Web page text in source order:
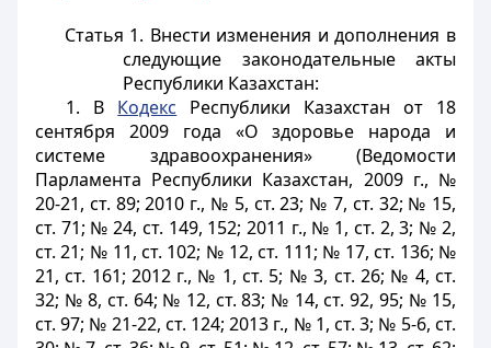
Статья 1. Внести изменения и дополнения в
следующие законодательные акты
Республики Казахстан:
1. В Кодекс Республики Казахстан от 18
сентября 2009 года «О здоровье народа и
системе здравоохранения» (Ведомости
Парламента Республики Казахстан, 2009 г., №
20-21, ст. 89; 2010 г., № 5, ст. 23; № 7, ст. 32; № 15,
ст. 71; № 24, ст. 149, 152; 2011 г., № 1, ст. 2, 3; № 2,
ст. 21; № 11, ст. 102; № 12, ст. 111; № 17, ст. 136; №
21, ст. 161; 2012 г., № 1, ст. 5; № 3, ст. 26; № 4, ст.
32; № 8, ст. 64; № 12, ст. 83; № 14, ст. 92, 95; № 15,
ст. 97; № 21-22, ст. 124; 2013 г., № 1, ст. 3; № 5-6, ст.